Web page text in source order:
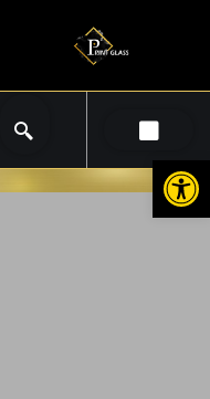
פתח סרגל נגישות